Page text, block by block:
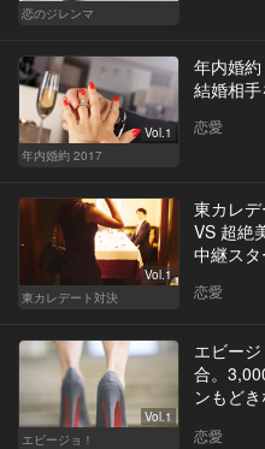
恋のジレンマ
Vol.1
年内婚約 2017
年内婚約
結婚相
恋愛
Vol.1
東カレデート対決
東カレ
VS 超絶
中継スタ
恋愛
Vol.1
エビージョ！
エビー
合。
ンもど
恋愛